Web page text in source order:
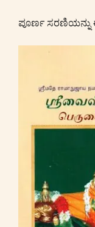
ಪೂರ್ಣ ಸರಣಿಯನ್ನು